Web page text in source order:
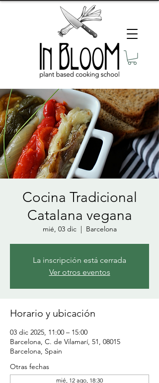
Cocina Tradicional
Catalana vegana
mié, 03 dic
  |
Barcelona
La inscripción está cerrada
Ver otros eventos
Horario y ubicación
03 dic 2025, 11:00 – 15:00
Barcelona, C. de Vilamarí, 51, 08015
Barcelona, Spain
Otras fechas
mié, 12 ago, 18:30